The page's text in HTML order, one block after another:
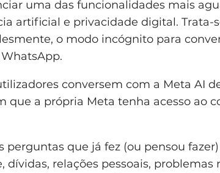
uma das funcionalidades mais
artificial e privacidade digital. Trata-
o modo incógnito para
conversem com a Meta AI
a própria Meta tenha acesso ao
perguntas que já fez (ou pensou
dívidas, relações pessoais, problemas